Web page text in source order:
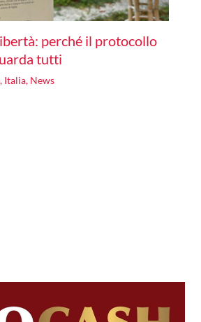
perché il protocollo
tutti
, Italia, News